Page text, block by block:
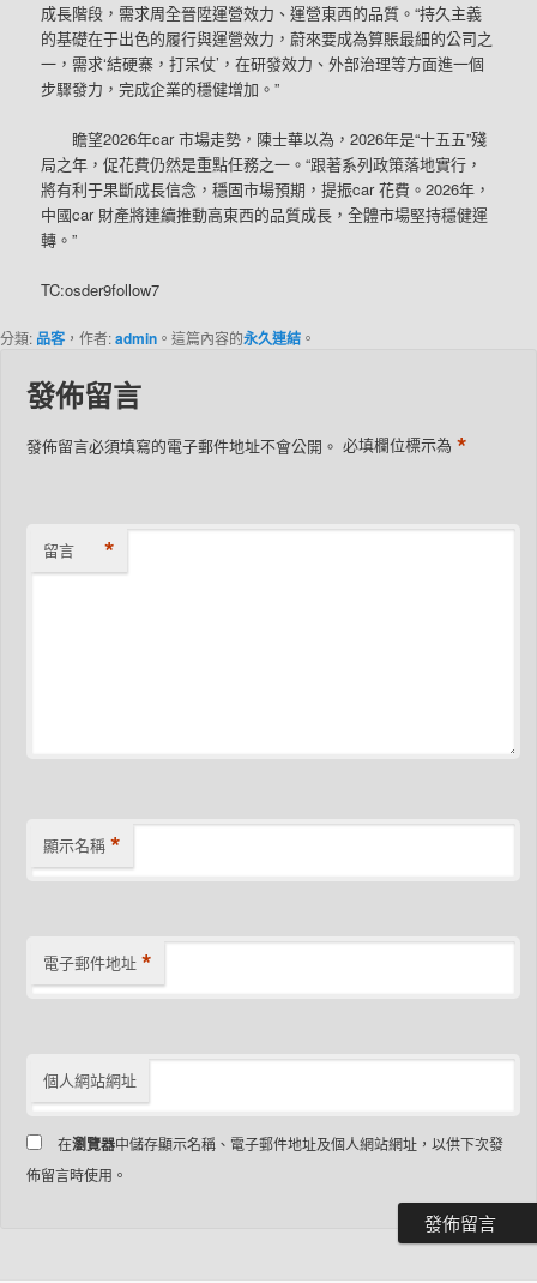
成長階段，需求周全晉陞運營效力、運營東西的品質。“持久主義
的基礎在于出色的履行與運營效力，蔚來要成為算賬最細的公司之
一，需求‘結硬寨，打呆仗’，在研發效力、外部治理等方面進一個
步驟發力，完成企業的穩健增加。”
瞻望2026年car 市場走勢，陳士華以為，2026年是“十五五”殘
局之年，促花費仍然是重點任務之一。“跟著系列政策落地實行，
將有利于果斷成長信念，穩固市場預期，提振car 花費。2026年，
中國car 財產將連續推動高東西的品質成長，全體市場堅持穩健運
轉。”
TC:osder9follow7
分類: 品客 ，作者:admin 。這篇內容的永久連結 。
發佈留言
發佈留言必須填寫的電子郵件地址不會公開。 必填欄位標示為*
留言 *
顯示名稱 *
電子郵件地址 *
個人網站網址
在瀏覽器中儲存顯示名稱、電子郵件地址及個人網站網址，以供下次發
佈留言時使用。